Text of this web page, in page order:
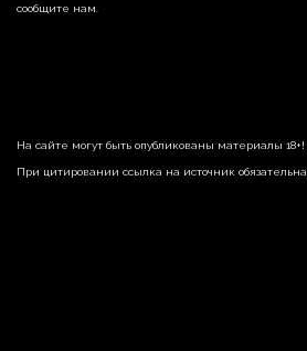
сообщите нам.
На сайте могут быть опубликованы материалы 18+!
При цитировании ссылка на источник обязательна.